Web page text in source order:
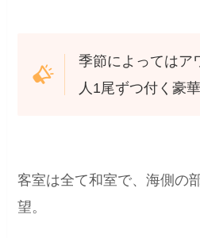
季節によってはア
人1尾ずつ付く豪
客室は全て和室で、海側の
望。